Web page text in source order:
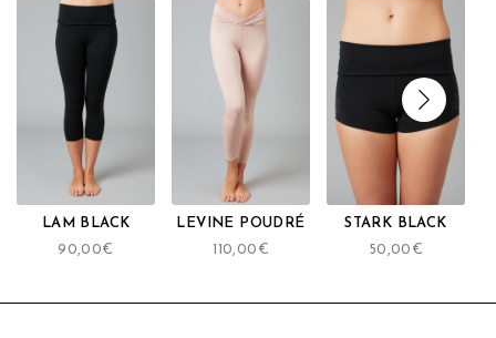
LAM BLACK
90,00€
LEVINE POUDRÉ
110,00 €
STARK BLACK
50,00 €